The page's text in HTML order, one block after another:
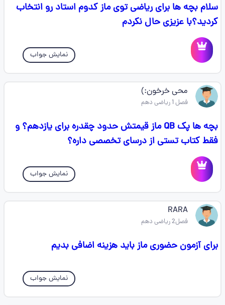
سلام بچه ها برای ریاضی توی ماز کدوم استاد رو انتخاب
کردید؟با عزیزی حال نکردم
نمایش جواب
محی خرخون:)
فصل 1 ریاضی دهم
بچه ها پک QB ماز قیمتش حدود چقدره برای یازدهم؟ و
فقط کتاب تستی از درسای تخصصی داره؟
نمایش جواب
RARA
فصل2 ریاضی دهم
برای آزمون حضوری ماز باید هزینه اضافی بدیم
نمایش جواب